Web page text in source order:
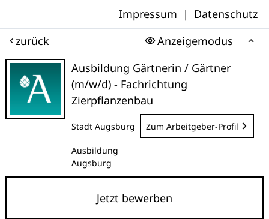
Impressum | Datenschutz
zurück
Anzeigemodus
Ausbildung Gärtnerin / Gärtner
(m/w/d) - Fachrichtung
Zierpflanzenbau
Stadt Augsburg Zum Arbeitgeber-Profil
Ausbildung
Augsburg
Jetzt bewerben